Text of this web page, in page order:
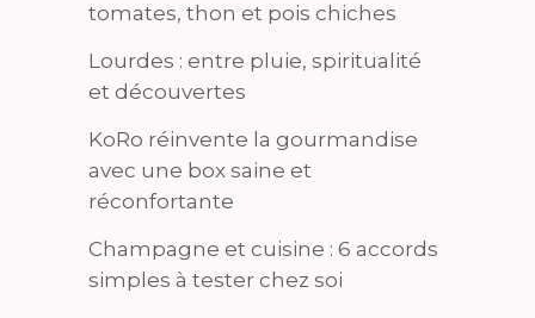
tomates, thon et pois chiches
Lourdes : entre pluie, spiritualité
et découvertes
KoRo réinvente la gourmandise
avec une box saine et
réconfortante
Champagne et cuisine : 6 accords
simples à tester chez soi